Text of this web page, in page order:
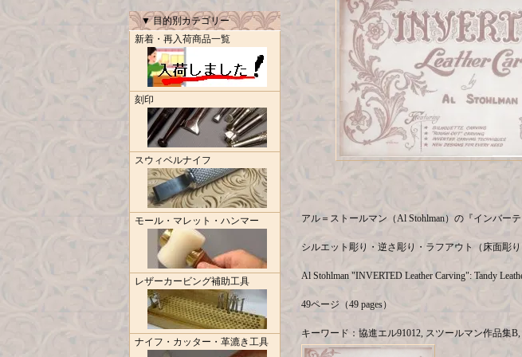
▼ 目的別カテゴリー
新着・再入荷商品一覧
刻印
スウィベルナイフ
モール・マレット・ハンマー
レザーカービング補助工具
ナイフ・カッター・革漉き工具
アル＝ストールマン（Al Stohlman）の『インバー
シルエット彫り・逆さ彫り・ラフアウト（床面彫
Al Stohlman "INVERTED Leather Carving": Tandy
49ページ（49 pages）
キーワード：協進エル91012, スツールマン作品集